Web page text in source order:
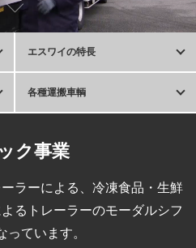
エスワイの特長
各種運搬車輌
ク事業
ラーによる、冷凍食品・⽣鮮
るトレーラーのモーダルシフ
っています。